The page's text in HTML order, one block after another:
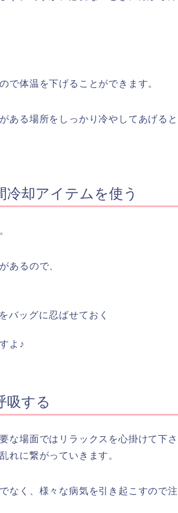
で体温を下げることができます。
ある場所をしっかり冷やしてあげると
却アイテムを使う
あるので、
バッグに忍ばせておく
よ♪
する
な場面ではリラックスを心掛けて下さ
れに繋がっていきます。
なく、様々な病気を引き起こすので注